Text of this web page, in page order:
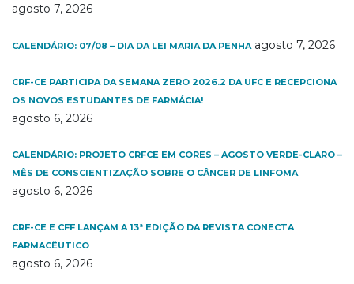
agosto 7, 2026
CALENDÁRIO: 07/08 – DIA DA LEI MARIA DA PENHA agosto 7, 2026
CRF-CE PARTICIPA DA SEMANA ZERO 2026.2 DA UFC E RECEPCIONA
OS NOVOS ESTUDANTES DE FARMÁCIA!
agosto 6, 2026
CALENDÁRIO: PROJETO CRFCE EM CORES – AGOSTO VERDE-CLARO –
MÊS DE CONSCIENTIZAÇÃO SOBRE O CÂNCER DE LINFOMA
agosto 6, 2026
CRF-CE E CFF LANÇAM A 13ª EDIÇÃO DA REVISTA CONECTA
FARMACÊUTICO
agosto 6, 2026